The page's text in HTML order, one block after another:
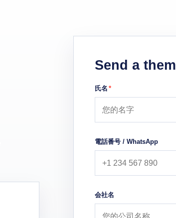
Send a
氏名 *
電話番号 / WhatsApp
会社名